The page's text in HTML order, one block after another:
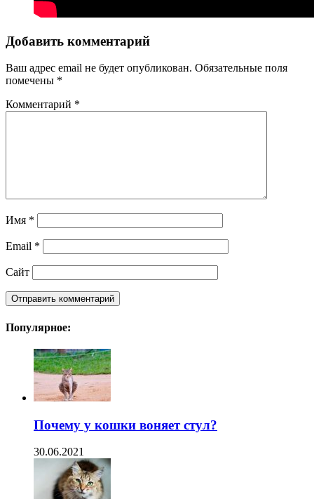
Добавить комментарий
Ваш адрес email не будет опубликован. Обязательные поля
помечены *
Комментарий *
Имя *
Email *
Сайт
Популярное:
Почему у кошки воняет стул?
30.06.2021